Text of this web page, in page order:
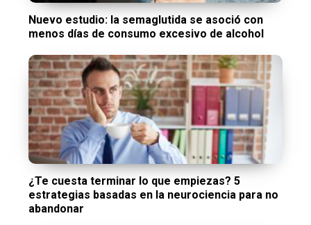
Nuevo estudio: la semaglutida se asoció con
menos días de consumo excesivo de alcohol
¿Te cuesta terminar lo que empiezas? 5
estrategias basadas en la neurociencia para no
abandonar